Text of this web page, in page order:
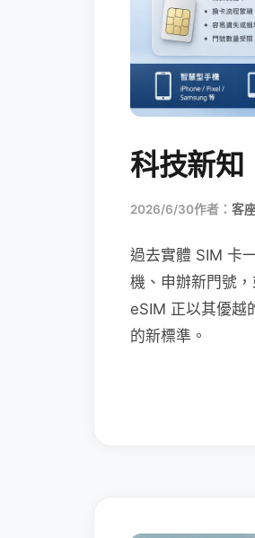
科技新知
2026/6/30作者： 客
過去實體 SIM 卡
機、申辦新門號
eSIM 正以其優越
的新標準。